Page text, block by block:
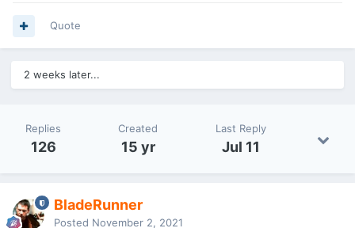
Quote
2 weeks later...
Replies
126
Created
15 yr
Last Reply
Jul 11
BladeRunner
Posted November 2, 2021